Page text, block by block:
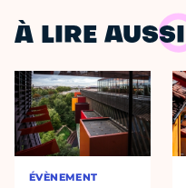
À LIRE AUSSI
ÉVÈNEMENT